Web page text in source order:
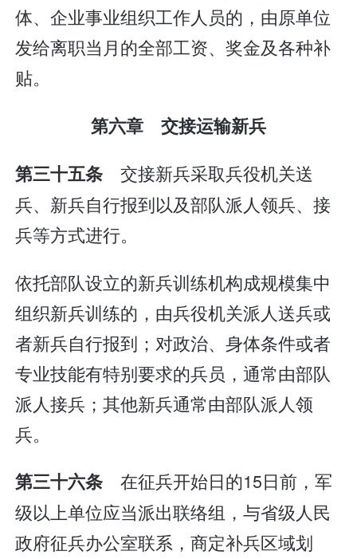
体、企业事业组织工作人员的，由原单位
发给离职当月的全部工资、奖金及各种补
贴。
第六章 交接运输新兵
第三十五条 交接新兵采取兵役机关送
兵、新兵自行报到以及部队派人领兵、接
兵等方式进行。
依托部队设立的新兵训练机构成规模集中
组织新兵训练的，由兵役机关派人送兵或
者新兵自行报到；对政治、身体条件或者
专业技能有特别要求的兵员，通常由部队
派人接兵；其他新兵通常由部队派人领
兵。
第三十六条 在征兵开始日的15日前，军
级以上单位应当派出联络组，与省级人民
政府征兵办公室联系，商定补兵区域划